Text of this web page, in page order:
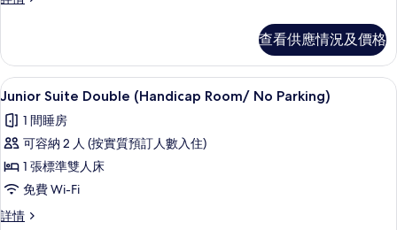
房
parking)
的
相
片
房
(No
parking)
情
查看供應情況及價格
載
入
所
有
Junior
Suite
Double
Junior Suite Double (Handicap
1
Junior Suite Double (Handicap Room/ No Parking)
1 間睡房
可容納 2 人 (按實質預訂人數入住)
1 張標準雙人床
免費 Wi-Fi
詳情
Junior